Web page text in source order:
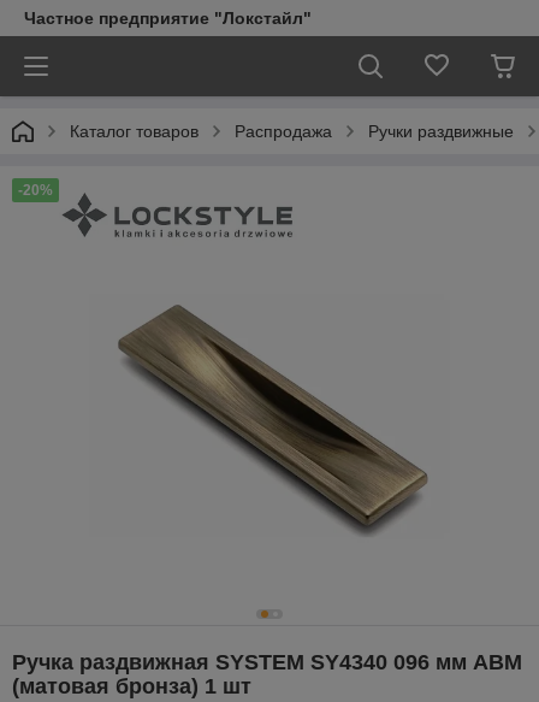
Частное предприятие "Локстайл"
Каталог товаров Распродажа Ручки раздвижные
-20%
Ручка раздвижная SYSTEM SY4340 096 мм ABM
(матовая бронза) 1 шт